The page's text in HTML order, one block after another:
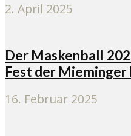
2. April 2025
Der Maskenball
Fest der Mieminger
16. Februar 2025